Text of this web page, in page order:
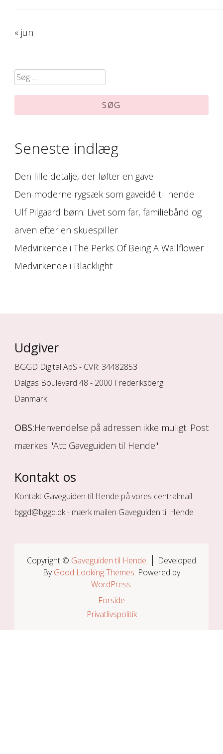
« jun
Søg
efter:
Seneste indlæg
Den lille detalje, der løfter en gave
Den moderne rygsæk som gaveidé til hende
Ulf Pilgaard børn: Livet som far, familiebånd og
arven efter en skuespiller
Medvirkende i The Perks Of Being A Wallflower
Medvirkende i Blacklight
Udgiver
BGGD Digital ApS - CVR: 34482853
Dalgas Boulevard 48 - 2000 Frederiksberg
Danmark
OBS:Henvendelse på adressen ikke muligt. Post
mærkes "Att: Gaveguiden til Hende"
Kontakt os
Kontakt Gaveguiden til Hende på vores centralmail
bggd@bggd.dk- mærk mailen Gaveguiden til Hende
Copyright © Gaveguiden til Hende.
Developed
ByGood Looking Themes. Powered by
WordPress.
Forside
Privatlivspolitik